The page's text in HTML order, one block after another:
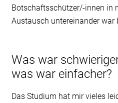
Botschaftsschützer/-innen in
Austausch untereinander war
Was war
was war einfacher?
Das Studium hat mir vieles